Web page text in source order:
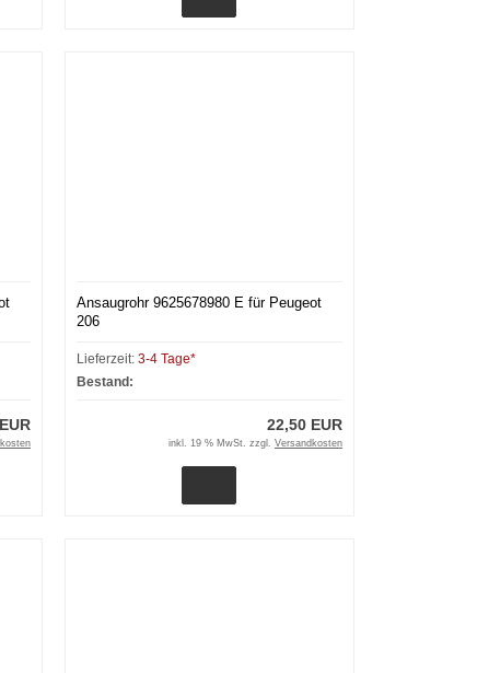
Ansaugrohr 9625678980 E für Peugeot
206
Lieferzeit: 3-4 Tage*
Bestand:
22,50 EUR
inkl. 19 % MwSt. zzgl. Versandkosten